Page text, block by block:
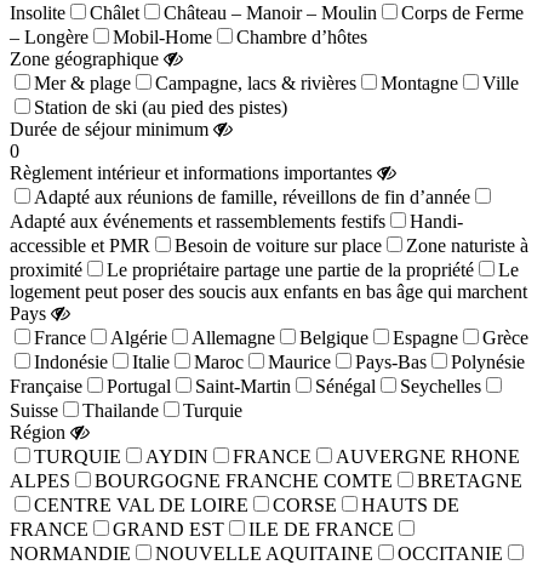
Insolite
Châlet Château – Manoir – Moulin
Corps de Ferme
– Longère
Mobil-Home
Chambre d’hôtes
Zone géographique
Mer & plage
Campagne, lacs & rivières Montagne
Ville
Station de ski (au pied des pistes)
Durée de séjour minimum
0
Règlement intérieur et informations importantes
Adapté aux réunions de famille, réveillons de fin d’année
Adapté aux événements et rassemblements festifs
Handi-
accessible et PMR
Besoin de voiture sur place
Zone naturiste à
proximité
Le propriétaire partage une partie de la propriété
Le
logement peut poser des soucis aux enfants en bas âge qui marchent
Pays
France
Algérie Allemagne Belgique Espagne
Grèce
Indonésie
Italie Maroc Maurice Pays-Bas
Polynésie
Française
Portugal Saint-Martin Sénégal
Seychelles
Suisse
Thailande
Turquie
Région
TURQUIE
AYDIN FRANCE
AUVERGNE RHONE
ALPES
BOURGOGNE FRANCHE COMTE
BRETAGNE
CENTRE VAL DE LOIRE
CORSE
HAUTS DE
FRANCE
GRAND EST
ILE DE FRANCE
NORMANDIE
NOUVELLE AQUITAINE
OCCITANIE